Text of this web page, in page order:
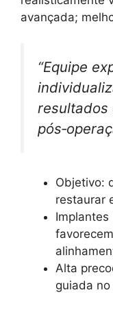
avançada;
“Equipe
resultados
Objetivo:
restaurar
Implantes
Alta
guiada no